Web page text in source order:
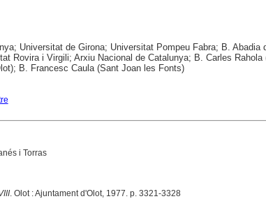
Universitat de Girona; Universitat Pompeu Fabra; B. Abadia
Rovira i Virgili; Arxiu Nacional de Catalunya; B. Carles Rahola
B. Francesc Caula (Sant Joan les Fonts)
i Torras
. Olot : Ajuntament d'Olot, 1977. p. 3321-3328